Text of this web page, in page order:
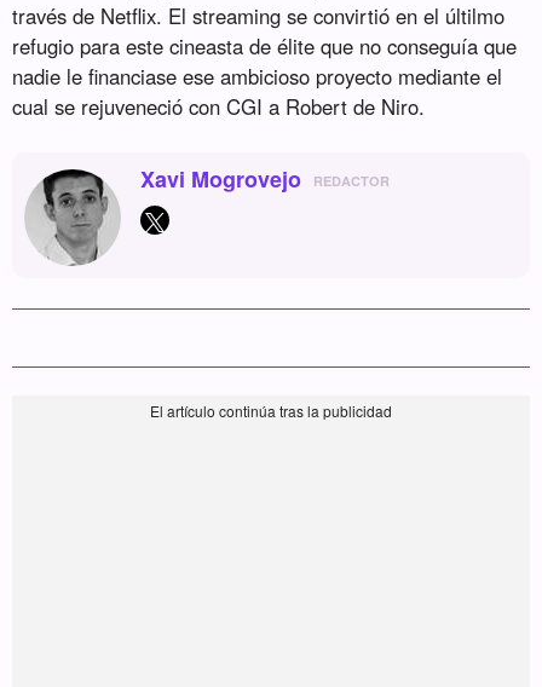
través de Netflix. El streaming se convirtió en el últilmo
refugio para este cineasta de élite que no conseguía que
nadie le financiase ese ambicioso proyecto mediante el
cual se rejuveneció con CGI a Robert de Niro.
Xavi Mogrovejo REDACTOR